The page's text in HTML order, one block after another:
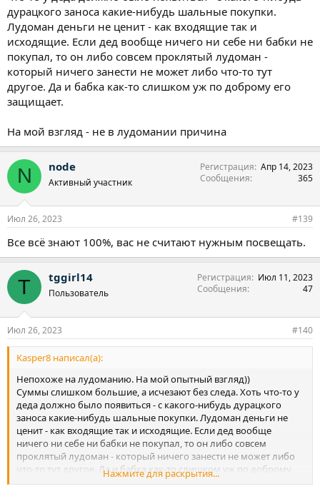
долгов на более чем 12 млн, продуть дорогое имущество,
остаться с голой жопой. И мешком долгов? Это игрищща? А,
после продажи московской квартиры они уехали на дачу в
другой регион и он регулярно ездил в Москву. Типа по делам.
Хотя он был уже пенс, и дел у него там не было. Играть в каком
то казино подпольном? Основной период кредитной резвости
был в 2014-2015 г. Потом ему уже почти ничего не давали. В
2017 он занимает у женщины 500 т. На сутки!!!! Типа через сутки
отдам 550. Не отдал. Она просудилась, получает с пенсии. А,
сыну спустя много лет сказал, что это его долг и пусть поможет
папе. Нуачотакова?!
дурацкого заноса какие-нибудь шальные покупки.
Лудоман деньги не ценит - как входящие так и
исходящие. Если дед вообще ничего ни себе ни бабки не
покупал, то он либо совсем проклятый лудоман -
который ничего занести не может либо что-то тут
другое. Да и бабка как-то слишком уж по доброму его
защищает.
На мой взгляд - не в лудомании причина
N node
Активный участник
Регистрация Апр 14, 2023
Сообщения
365
Июл 26, 2023 #139
Все всё знают 100%, вас не считают нужным посвещать.
T tggirl14
Пользователь
Регистрация
Июл 11, 2023
Сообщения
47
Июл 26, 2023 #140
Kasper8 написал(а):
Непохоже на лудоманию. На мой опытный взгляд))
Суммы слишком большие, а исчезают без следа. Хоть что-то у
деда должно было появиться - с какого-нибудь дурацкого
заноса какие-нибудь шальные покупки. Лудоман деньги не
ценит - как входящие так и исходящие. Если дед вообще
ничего ни себе ни бабки не покупал, то он либо совсем
проклятый лудоман - который ничего занести не может либо
что-то тут другое. Да и бабка как-то слишком уж по доброму
его защищает.
Нажмите для раскрытия...